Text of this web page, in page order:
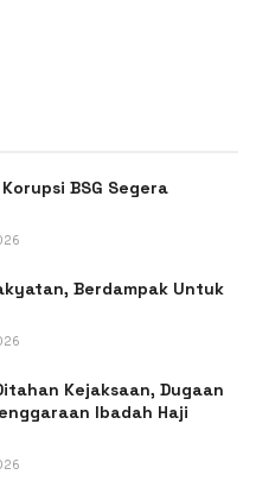
BSG Segera
Berdampak Untuk
Kejaksaan, Dugaan
Ibadah Haji